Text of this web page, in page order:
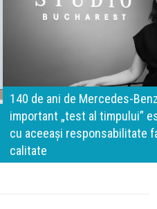
Ramona Pîrlog: Cel mai
să inovăm constant, dar
de oameni, siguranță și